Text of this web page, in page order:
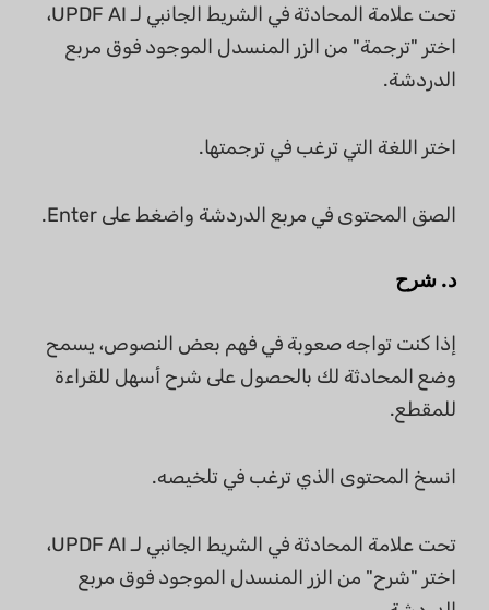
تحت علامة المحادثة في الشريط الجانبي لـ UPDF AI،
اختر "ترجمة" من الزر المنسدل الموجود فوق مربع
الدردشة.
اختر اللغة التي ترغب في ترجمتها.
الصق المحتوى في مربع الدردشة واضغط على Enter.
د. شرح
إذا كنت تواجه صعوبة في فهم بعض النصوص، يسمح
وضع المحادثة لك بالحصول على شرح أسهل للقراءة
للمقطع.
انسخ المحتوى الذي ترغب في تلخيصه.
تحت علامة المحادثة في الشريط الجانبي لـ UPDF AI،
اختر "شرح" من الزر المنسدل الموجود فوق مربع